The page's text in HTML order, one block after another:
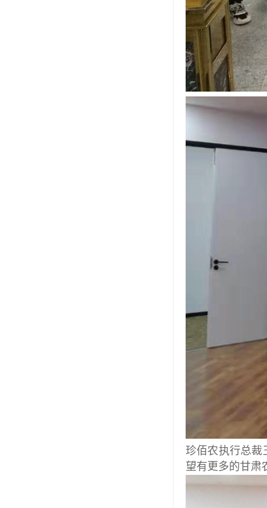
珍佰农执行总裁
望有更多的甘肃